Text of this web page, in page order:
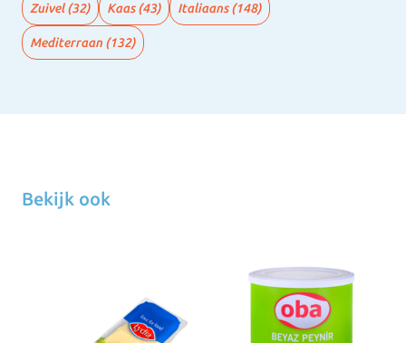
Zuivel(32) Kaas(43) Italiaans(148)
Mediterraan (132)
Bekijk ook